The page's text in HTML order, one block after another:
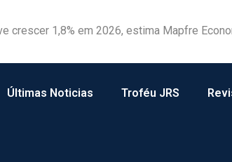
crescer 1,8% em 2026, estima Mapfre
de debate sobre o papel da regulação
Últimas Noticias Troféu JRS